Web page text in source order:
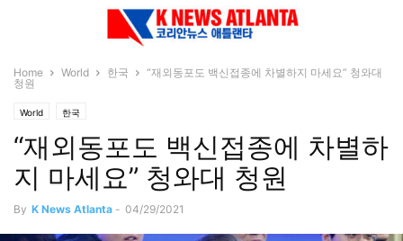
Home World 한국
“재외동포도 백신접종에 차별하지 마세요” 청와대
청원
World 한국
“재외동포도 백신접종에 차별하
지 마세요” 청와대 청원
By K News Atlanta - 04/29/2021